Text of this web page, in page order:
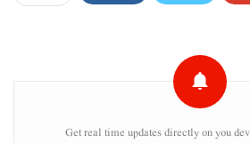
Get real time updates directly on you